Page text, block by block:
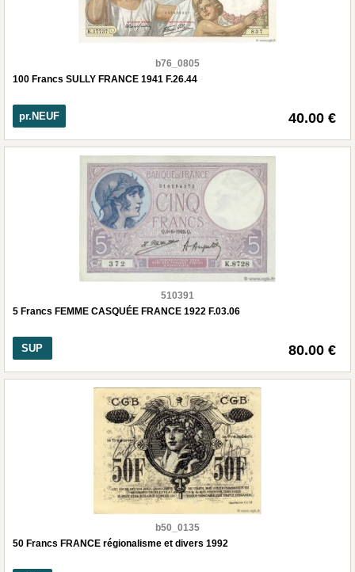
b76_0805
100 Francs SULLY FRANCE 1941 F.26.44
pr.NEUF 40.00 €
510391
5 Francs FEMME CASQUÉE FRANCE 1922 F.03.06
SUP 80.00 €
b50_0135
50 Francs FRANCE régionalisme et divers 1992